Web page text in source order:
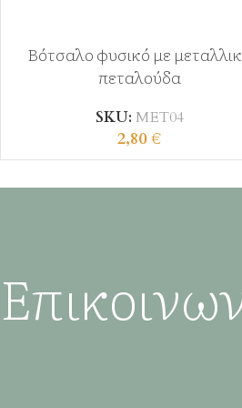
Βότσαλο φυσικό με
πεταλούδα
SKU: ΜΕΤ04
2,80€